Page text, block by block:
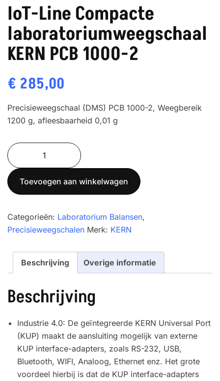
IoT-Line Compacte
laboratoriumweegschaal
KERN PCB 1000-2
€ 285,00
Precisieweegschaal (DMS) PCB 1000-2, Weegbereik
1200 g, afleesbaarheid 0,01 g
IoT-
Line
Compacte
laboratoriumweegschaal
PCB
1000-
aantal
Toevoegen aan winkelwagen
Categorieën: Laboratorium Balansen,
Precisieweegschalen Merk: KERN
Beschrijving Overige informatie
Beschrijving
Industrie 4.0: De geïntegreerde KERN Universal Port
(KUP) maakt de aansluiting mogelijk van externe
KUP interface-adapters, zoals RS-232, USB,
Bluetooth, WIFI, Analoog, Ethernet enz. Het grote
voordeel hierbij is dat de KUP interface-adapters